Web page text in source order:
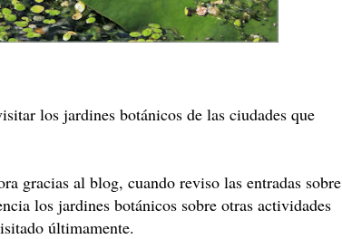
los jardines botánicos de las ciudades que
gracias al blog, cuando reviso las entradas sobre
los jardines botánicos sobre otras actividades
últimamente.